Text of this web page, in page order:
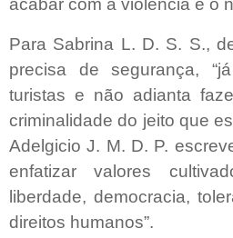
acabar com a violência e o
Para Sabrina L. D. S. S.,
precisa de segurança,
turistas e não adianta
criminalidade do jeito que
Adelgicio J. M. D. P.
enfatizar valores
liberdade, democracia,
direitos humanos”.